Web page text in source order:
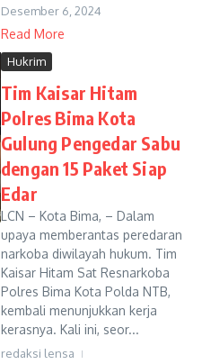
Desember 6, 2024
Read More
Hukrim
Tim Kaisar Hitam
Polres Bima Kota
Gulung Pengedar Sabu
dengan 15 Paket Siap
Edar
LCN – Kota Bima, – Dalam
upaya memberantas peredaran
narkoba diwilayah hukum. Tim
Kaisar Hitam Sat Resnarkoba
Polres Bima Kota Polda NTB,
kembali menunjukkan kerja
kerasnya. Kali ini, seor...
redaksi lensa